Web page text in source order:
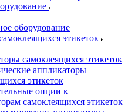
оборудование
этикеток
самоклеящихся этикеток
аппликаторы
этикеток
опции к
самоклеящихся этикеток